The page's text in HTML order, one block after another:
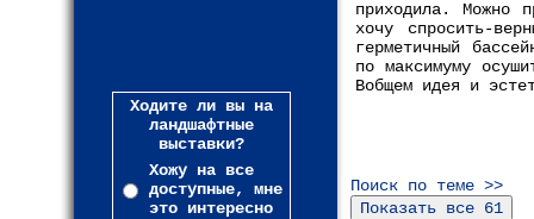
Ходите ли вы на
ландшафтные
выставки?
Хожу на все
доступные, мне
это интересно
приходила. Можно
хочу спросить-
герметичный
по максимуму
Вобщем идея и
Поиск по теме >>